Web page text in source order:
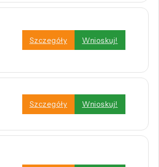
Szczegóły Wnioskuj!
Szczegóły Wnioskuj!